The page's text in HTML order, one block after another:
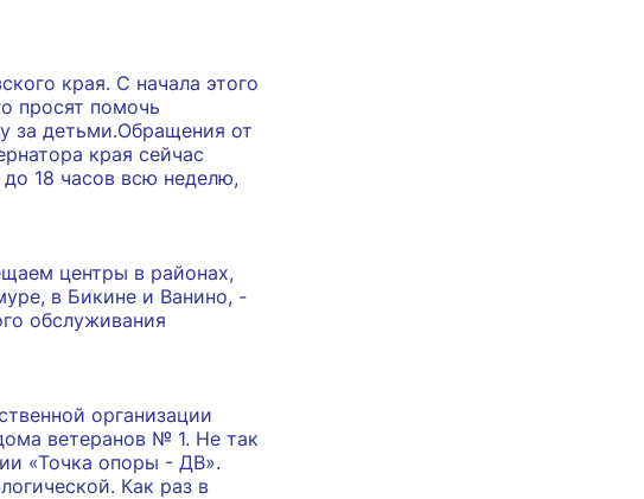
края. С начала этого
просят помочь
за детьми.Обращения от
края сейчас
18 часов всю неделю,
центры в районах,
в Бикине и Ванино, -
обслуживания
организации
ветеранов № 1. Не так
«Точка опоры - ДВ».
Как раз в